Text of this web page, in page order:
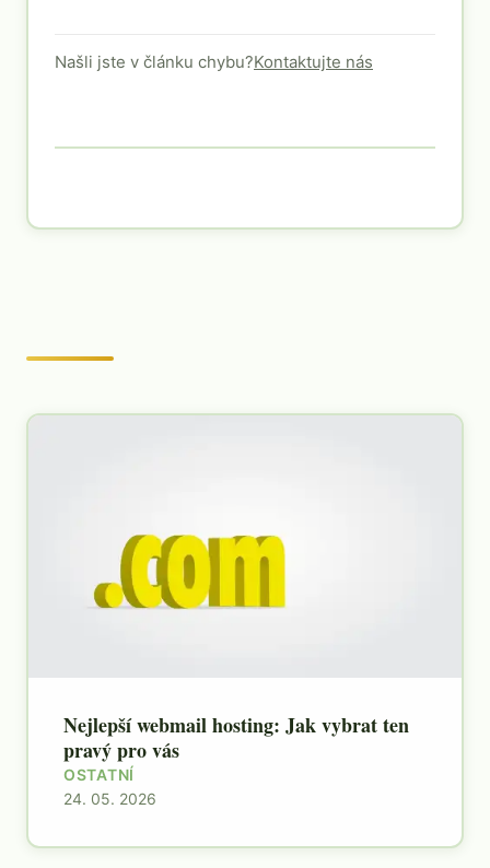
Našli jste v článku chybu?Kontaktujte nás
Nejlepší webmail hosting: Jak vybrat ten
pravý pro vás
OSTATNÍ
24. 05. 2026